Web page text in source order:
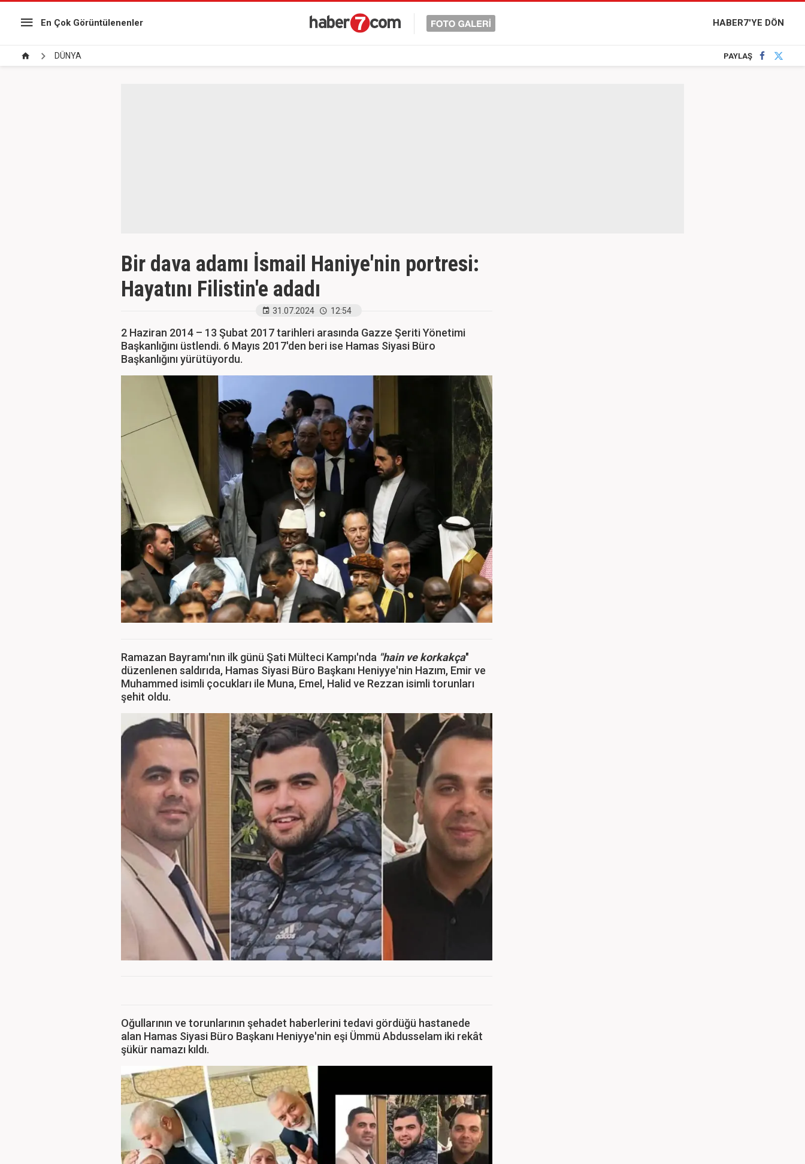
En Çok Görüntülenenler HABER7'YE DÖN
DÜNYA PAYLAŞ
Bir dava adamı İsmail Haniye'nin portresi:
Hayatını Filistin'e adadı
31.07.2024 12:54
2 Haziran 2014 – 13 Şubat 2017 tarihleri arasında Gazze Şeriti Yönetimi
Başkanlığını üstlendi. 6 Mayıs 2017'den beri ise Hamas Siyasi Büro
Başkanlığını yürütüyordu.
Ramazan Bayramı'nın ilk günü Şati Mülteci Kampı'nda "hain ve korkakça"
düzenlenen saldırıda, Hamas Siyasi Büro Başkanı Heniyye'nin Hazım, Emir ve
Muhammed isimli çocukları ile Muna, Emel, Halid ve Rezzan isimli torunları
şehit oldu.
Oğullarının ve torunlarının şehadet haberlerini tedavi gördüğü hastanede
alan Hamas Siyasi Büro Başkanı Heniyye'nin eşi Ümmü Abdusselam iki rekât
şükür namazı kıldı.